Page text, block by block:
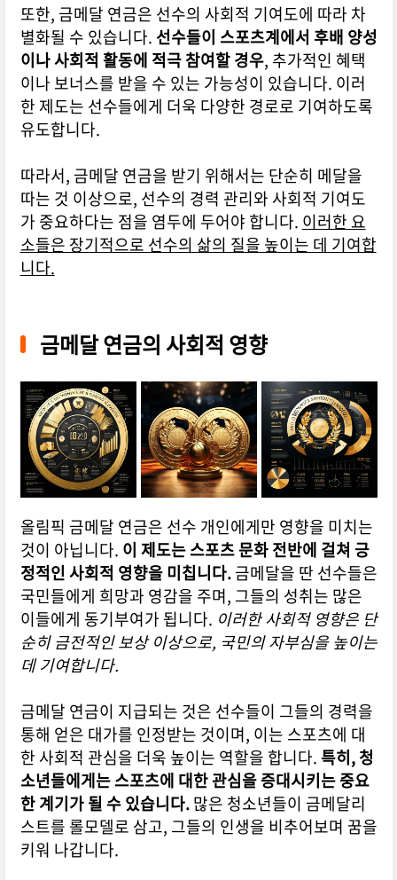
또한, 금메달 연금은 선수의 사회적 기여도에 따라 차
별화될 수 있습니다. 선수들이 스포츠계에서 후배 양성
이나 사회적 활동에 적극 참여할 경우, 추가적인 혜택
이나 보너스를 받을 수 있는 가능성이 있습니다. 이러
한 제도는 선수들에게 더욱 다양한 경로로 기여하도록
유도합니다.
따라서, 금메달 연금을 받기 위해서는 단순히 메달을
따는 것 이상으로, 선수의 경력 관리와 사회적 기여도
가 중요하다는 점을 염두에 두어야 합니다. 이러한 요
소들은 장기적으로 선수의 삶의 질을 높이는 데 기여합
니다.
금메달 연금의 사회적 영향
올림픽 금메달 연금은 선수 개인에게만 영향을 미치는
것이 아닙니다. 이 제도는 스포츠 문화 전반에 걸쳐 긍
정적인 사회적 영향을 미칩니다.금메달을 딴 선수들은
국민들에게 희망과 영감을 주며, 그들의 성취는 많은
이들에게 동기부여가 됩니다. 이러한 사회적 영향은 단
순히 금전적인 보상 이상으로, 국민의 자부심을 높이는
데 기여합니다.
금메달 연금이 지급되는 것은 선수들이 그들의 경력을
통해 얻은 대가를 인정받는 것이며, 이는 스포츠에 대
한 사회적 관심을 더욱 높이는 역할을 합니다. 특히, 청
소년들에게는 스포츠에 대한 관심을 증대시키는 중요
한 계기가 될 수 있습니다.많은 청소년들이 금메달리
스트를 롤모델로 삼고, 그들의 인생을 비추어보며 꿈을
키워 나갑니다.